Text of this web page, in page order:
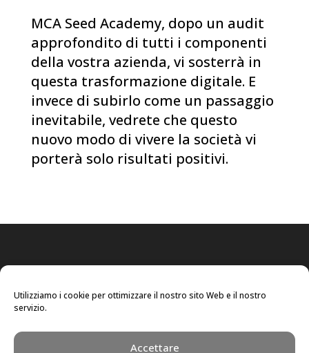
Utilizziamo i cookie per ottimizzare il nostro sito Web e il nostro
servizio.
Accettare
MCA Seed Academy, dopo un audit
approfondito di tutti i componenti
della vostra azienda, vi sosterrà in
questa trasformazione digitale. E
invece di subirlo come un passaggio
inevitabile, vedrete che questo
nuovo modo di vivere la società vi
porterà solo risultati positivi.